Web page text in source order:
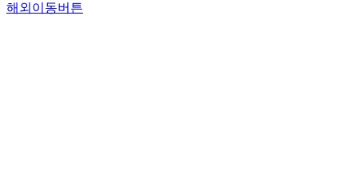
해외이동버튼